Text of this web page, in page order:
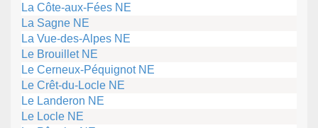
La Côte-aux-Fées NE
La Sagne NE
La Vue-des-Alpes NE
Le Brouillet NE
Le Cerneux-Péquignot NE
Le Crêt-du-Locle NE
Le Landeron NE
Le Locle NE